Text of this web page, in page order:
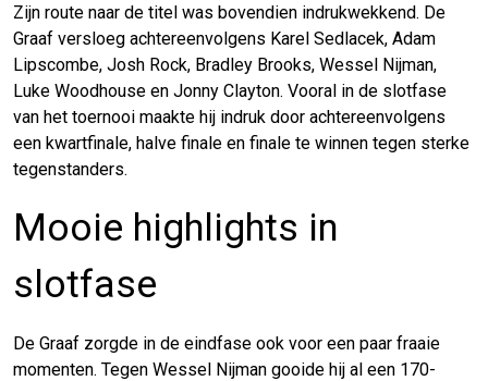
Zijn route naar de titel was bovendien indrukwekkend. De
Graaf versloeg achtereenvolgens Karel Sedlacek, Adam
Lipscombe, Josh Rock, Bradley Brooks, Wessel Nijman,
Luke Woodhouse en Jonny Clayton. Vooral in de slotfase
van het toernooi maakte hij indruk door achtereenvolgens
een kwartfinale, halve finale en finale te winnen tegen sterke
tegenstanders.
Mooie highlights in
slotfase
De Graaf zorgde in de eindfase ook voor een paar fraaie
momenten. Tegen Wessel Nijman gooide hij al een 170-